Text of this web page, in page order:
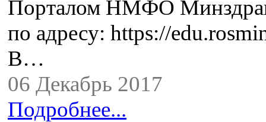
Порталом НМФО
по адресу: https://
В…
06 Декабрь 2017
Подробнее...